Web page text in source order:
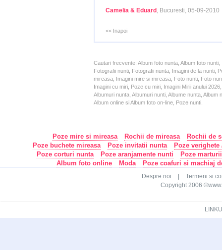
Camelia & Eduard , Bucuresti, 05-09-2010
<< Inapoi
Cautari frecvente: Album foto nunta, Album foto
Fotografii nunti, Fotografii nunta, Imagini de la nunti,
mireasa, Imagini mire si mireasa, Foto nunti, Foto
Imagini cu miri, Poze cu miri, Imagini Mirii anului
Albumuri nunta, Albumuri nunti, Albume nunta,
Album online si Album foto on-line, Poze nunti.
Poze mire si mireasa Rochii de mireasa
Rochii de
Poze buchete mireasa
Poze invitatii nunta
Poze
Poze corturi nunta
Poze aranjamente nunti
Poze
Album foto online
Moda Poze coafuri si machiaj
Despre noi
Termeni si
Copyright 2006